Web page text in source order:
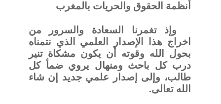
أنظمة الحقوق والحريات بالمغرب
وإذ تغمرنا السعادة والسرور من
اخراج هذا الإصدار العلمي الذي نتمناه
بحول الله وقوته أن يكون مشكاة تنير
درب كل باحث ومنهال يروي ضمأ كل
طالب، وإلى إصدار علمي جديد إن شاء
الله تعالى.